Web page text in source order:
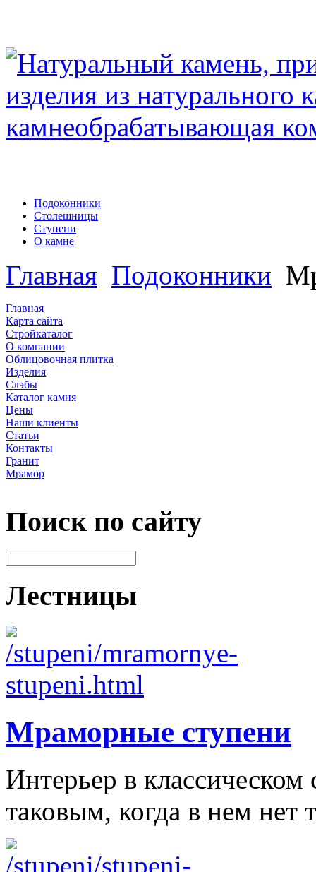
Подоконники
Столешницы
Ступени
О камне
Главная Подоконники
Главная
Карта сайта
Стройкаталог
О компании
Облицовочная плитка
Изделия
Слэбы
Каталог камня
Цены
Наши клиенты
Статьи
Контакты
Гранит
Мрамор
Поиск по сайту
Лестницы
Мраморные ступени
Интерьер в классическом
таковым, когда в нем нет